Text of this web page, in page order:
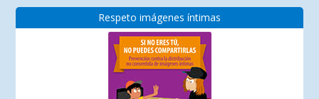
Respeto imágenes íntimas